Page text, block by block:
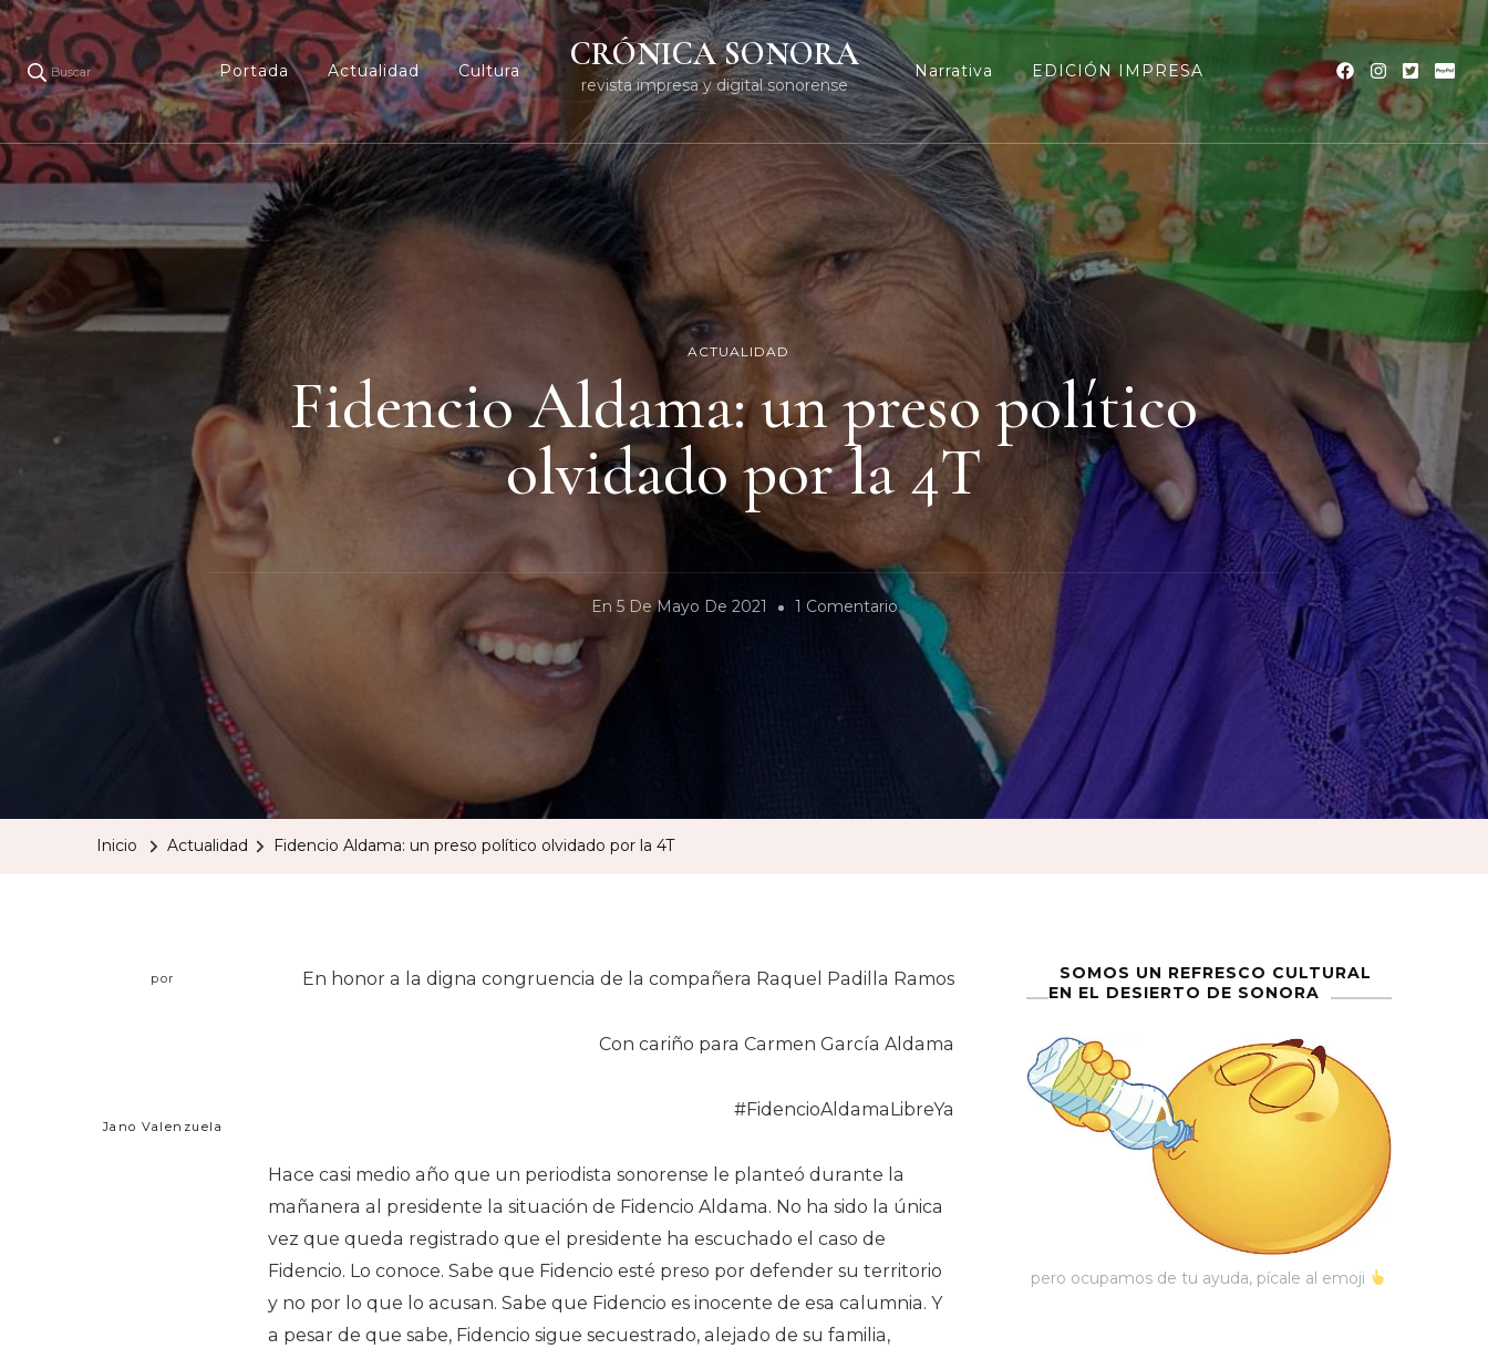
Buscar Portada Actualidad Cultura CRÓNICA SONORA
revista impresa y digital sonorense
Narrativa EDICIÓN IMPRESA
ACTUALIDAD
Fidencio Aldama: un preso político
olvidado por la 4T
En 5 De Mayo De 2021 1 ComentarioEn
Fidencio
Aldama:
Inicio Actualidad Fidencio Aldama: un preso político olvidado por la 4T
por
Jano Valenzuela
En honor a la digna congruencia de la compañera Raquel Padilla Ramos
Con cariño para Carmen García Aldama
#FidencioAldamaLibreYa
Hace casi medio año que un periodista sonorense le planteó durante la
mañanera al presidente la situación de Fidencio Aldama. No ha sido la única
vez que queda registrado que el presidente ha escuchado el caso de
Fidencio. Lo conoce. Sabe que Fidencio esté preso por defender su territorio
y no por lo que lo acusan. Sabe que Fidencio es inocente de esa calumnia. Y
a pesar de que sabe, Fidencio sigue secuestrado, alejado de su familia,
SOMOS UN REFRESCO CULTURAL
EN EL DESIERTO DE SONORA
pero ocupamos de tu ayuda, pícale al emoji